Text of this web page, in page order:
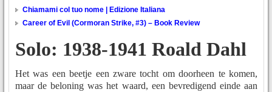
Chiamami col tuo nome | Edizione Italiana
Career of Evil (Cormoran Strike, #3) – Book Review
Solo: 1938-1941 Roald Dahl
Het was een beetje een zware tocht om doorheen te komen,
maar de beloning was het waard, een bevredigend einde aan